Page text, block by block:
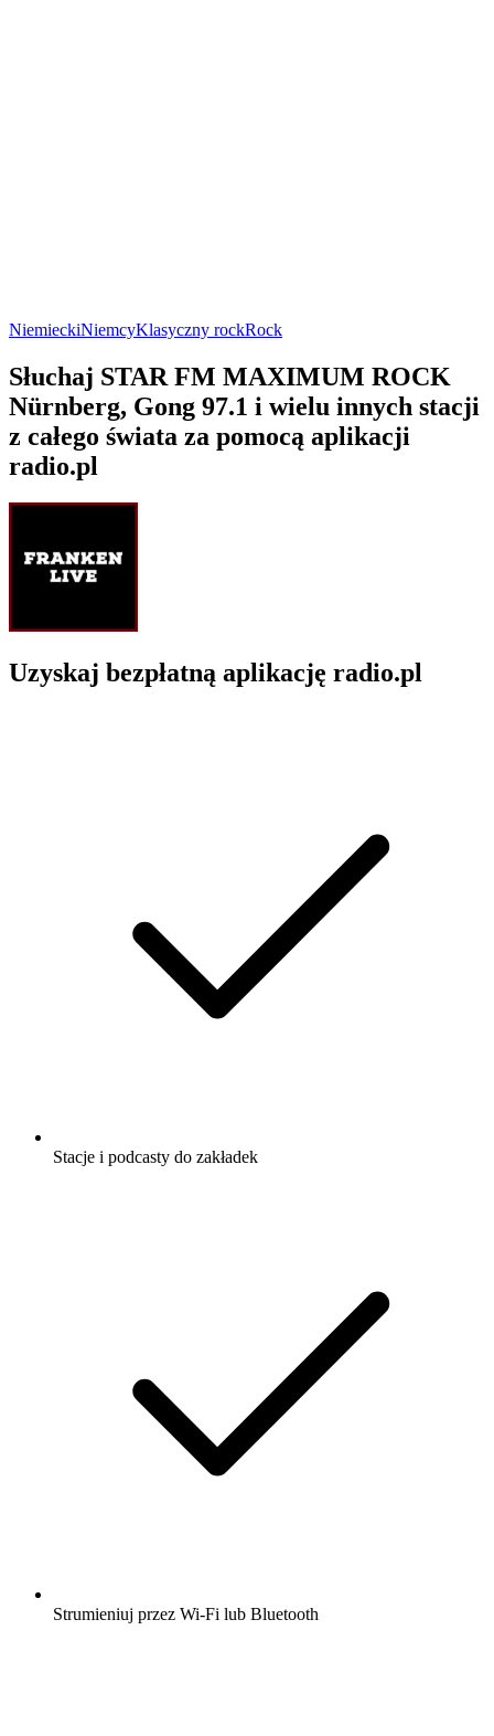
NiemieckiNiemcyKlasyczny rockRock
Słuchaj STAR FM MAXIMUM ROCK
Nürnberg, Gong 97.1 i wielu innych stacji
z całego świata za pomocą aplikacji
radio.pl
Uzyskaj bezpłatną aplikację radio.pl
Stacje i podcasty do zakładek
Strumieniuj przez Wi-Fi lub Bluetooth